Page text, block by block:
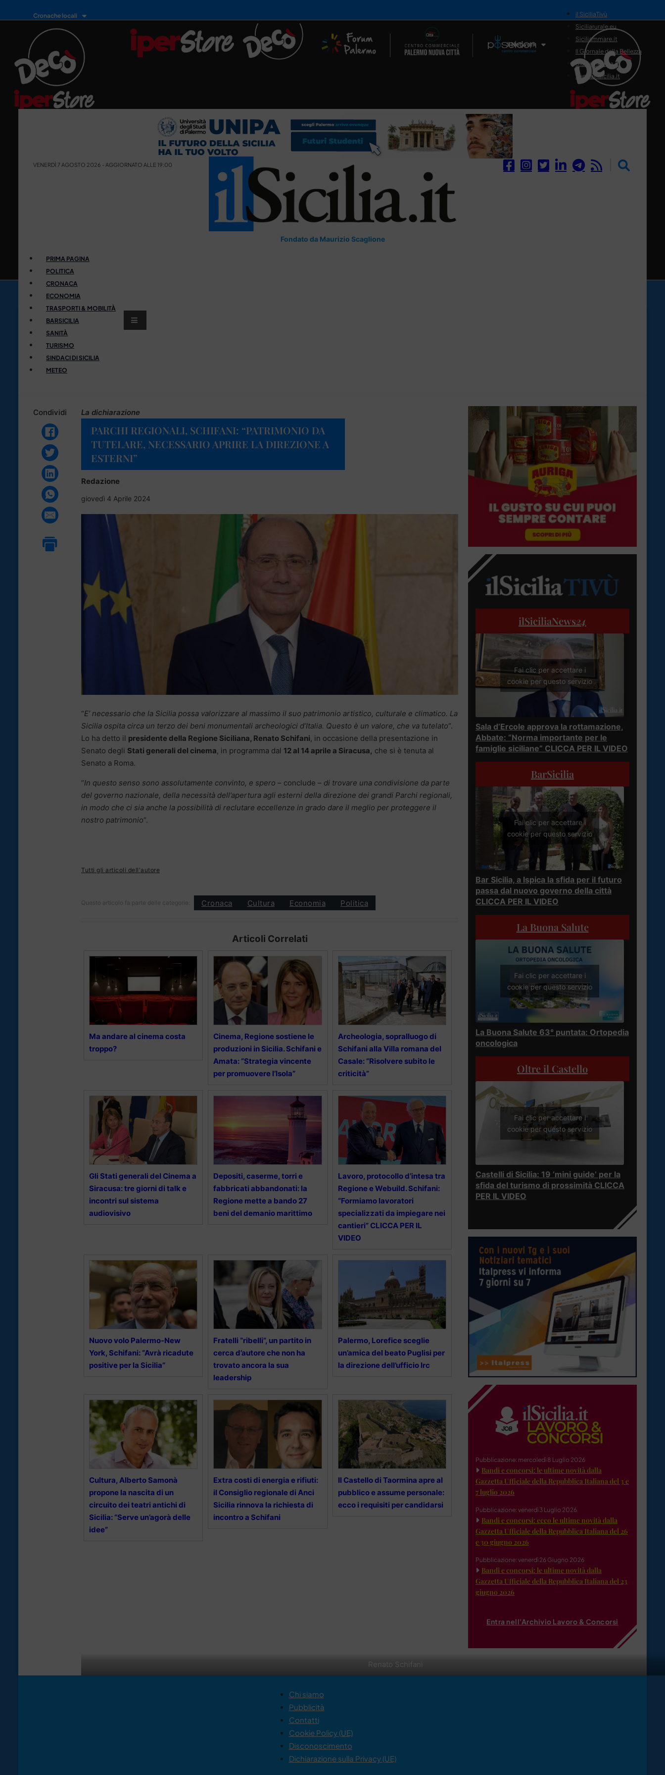
Cronache locali
Il Network
il SiciliaTivù
Siciliarurale.eu
Siciliammare.it
Il Giornale della Bellezza
Siciliamedica.it
Sanitainsicilia.it
VENERDÌ 7 AGOSTO 2026 - AGGIORNATO ALLE 19:00
Fondato da Maurizio Scaglione
PRIMA PAGINA
POLITICA
CRONACA
ECONOMIA
TRASPORTI & MOBILITÀ
BARSICILIA
SANITÀ
TURISMO
SINDACI DI SICILIA
METEO
Condividi La dichiarazione
PARCHI REGIONALI, SCHIFANI: “PATRIMONIO DA
TUTELARE, NECESSARIO APRIRE LA DIREZIONE A
ESTERNI”
Redazione
giovedì 4 Aprile 2024
Renato Schifani
“E’ necessario che la Sicilia possa valorizzare al massimo il suo patrimonio artistico, culturale e climatico. La
Sicilia ospita circa un terzo dei beni monumentali archeologici d’Italia. Questo è un valore, che va tutelato“.
Lo ha detto il presidente della Regione Siciliana, Renato Schifani, in occasione della presentazione in
Senato degli Stati generali del cinema, in programma dal 12 al 14 aprile a Siracusa, che si è tenuta al
Senato a Roma.
“In questo senso sono assolutamente convinto, e spero – conclude – di trovare una condivisione da parte
del governo nazionale, della necessità dell’apertura agli esterni della direzione dei grandi Parchi regionali,
in modo che ci sia anche la possibilità di reclutare eccellenze in grado dare il meglio per proteggere il
nostro patrimonio“.
Tutti gli articoli dell'autore
Questo articolo fa parte delle categorie: Cronaca Cultura Economia Politica
Articoli Correlati
Ma andare al cinema costa
troppo?
Cinema, Regione sostiene le
produzioni in Sicilia. Schifani e
Amata: “Strategia vincente
per promuovere l’Isola”
Archeologia, sopralluogo di
Schifani alla Villa romana del
Casale: “Risolvere subito le
criticità”
Gli Stati generali del Cinema a
Siracusa: tre giorni di talk e
incontri sul sistema
audiovisivo
Depositi, caserme, torri e
fabbricati abbandonati: la
Regione mette a bando 27
beni del demanio marittimo
Lavoro, protocollo d’intesa tra
Regione e Webuild. Schifani:
“Formiamo lavoratori
specializzati da impiegare nei
cantieri” CLICCA PER IL
VIDEO
Nuovo volo Palermo-New
York, Schifani: “Avrà ricadute
positive per la Sicilia”
Fratelli “ribelli”, un partito in
cerca d’autore che non ha
trovato ancora la sua
leadership
Palermo, Lorefice sceglie
un’amica del beato Puglisi per
la direzione dell’ufficio Irc
Cultura, Alberto Samonà
propone la nascita di un
circuito dei teatri antichi di
Sicilia: “Serve un’agorà delle
idee”
Extra costi di energia e rifiuti:
il Consiglio regionale di Anci
Sicilia rinnova la richiesta di
incontro a Schifani
Il Castello di Taormina apre al
pubblico e assume personale:
ecco i requisiti per candidarsi
ilSiciliaNews24
Fai clic per accettare i
cookie per questo servizio
Sala d’Ercole approva la rottamazione,
Abbate: “Norma importante per le
famiglie siciliane” CLICCA PER IL VIDEO
BarSicilia
Fai clic per accettare i
cookie per questo servizio
Bar Sicilia, a Ispica la sfida per il futuro
passa dal nuovo governo della città
CLICCA PER IL VIDEO
La Buona Salute
Fai clic per accettare i
cookie per questo servizio
La Buona Salute 63° puntata: Ortopedia
oncologica
Oltre il Castello
Fai clic per accettare i
cookie per questo servizio
Castelli di Sicilia: 19 ‘mini guide’ per la
sfida del turismo di prossimità CLICCA
PER IL VIDEO
Pubblicazione: mercoledì 8 Luglio 2026
Bandi e concorsi: le ultime novità dalla
Gazzetta Ufficiale della Repubblica Italiana del 3 e
7 luglio 2026
Pubblicazione: venerdì 3 Luglio 2026
Bandi e concorsi: ecco le ultime novità dalla
Gazzetta Ufficiale della Repubblica Italiana del 26
e 30 giugno 2026
Pubblicazione: venerdì 26 Giugno 2026
Bandi e concorsi: le ultime novità dalla
Gazzetta Ufficiale della Repubblica Italiana del 23
giugno 2026
Entra nell'Archivio Lavoro & Concorsi
Chi siamo
Pubblicità
Contatti
Cookie Policy (UE)
Disconoscimento
Dichiarazione sulla Privacy (UE)